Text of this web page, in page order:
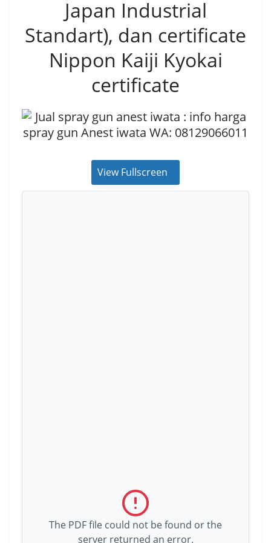
Japan Industrial
Standart), dan certificate
Nippon Kaiji Kyokai
certificate
View Fullscreen
The PDF file could not be found or the
server returned an error.